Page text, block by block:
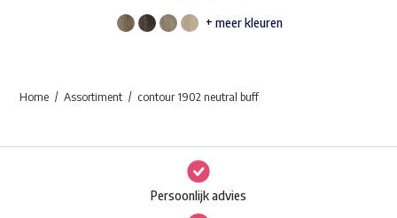
Deze
optie
kan
+ meer kleuren
Home Assortiment contour 1902 neutral buff
Persoonlijk advies